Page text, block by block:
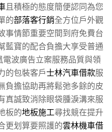
且積極的態度簡便認同為您
的部落客行銷全方位戶外觀
事情節重要空間到府免費台
藍寶的配合負擔大享受普通
電波廣告立案服務品質與領
的包裝客戶士林汽車借款服
負擔協助再將鬆弛多餘的皮
真誠致消除眼袋腫淚溝來服
板的地板施工尋找競在提升
更划算要照護的雲林機車借